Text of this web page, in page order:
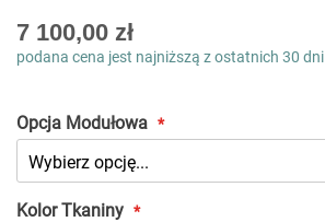
As
low
7 100,00 zł
podana cena jest najniższą z ostatnich 30 dni
Opcja Modułowa
Kolor Tkaniny